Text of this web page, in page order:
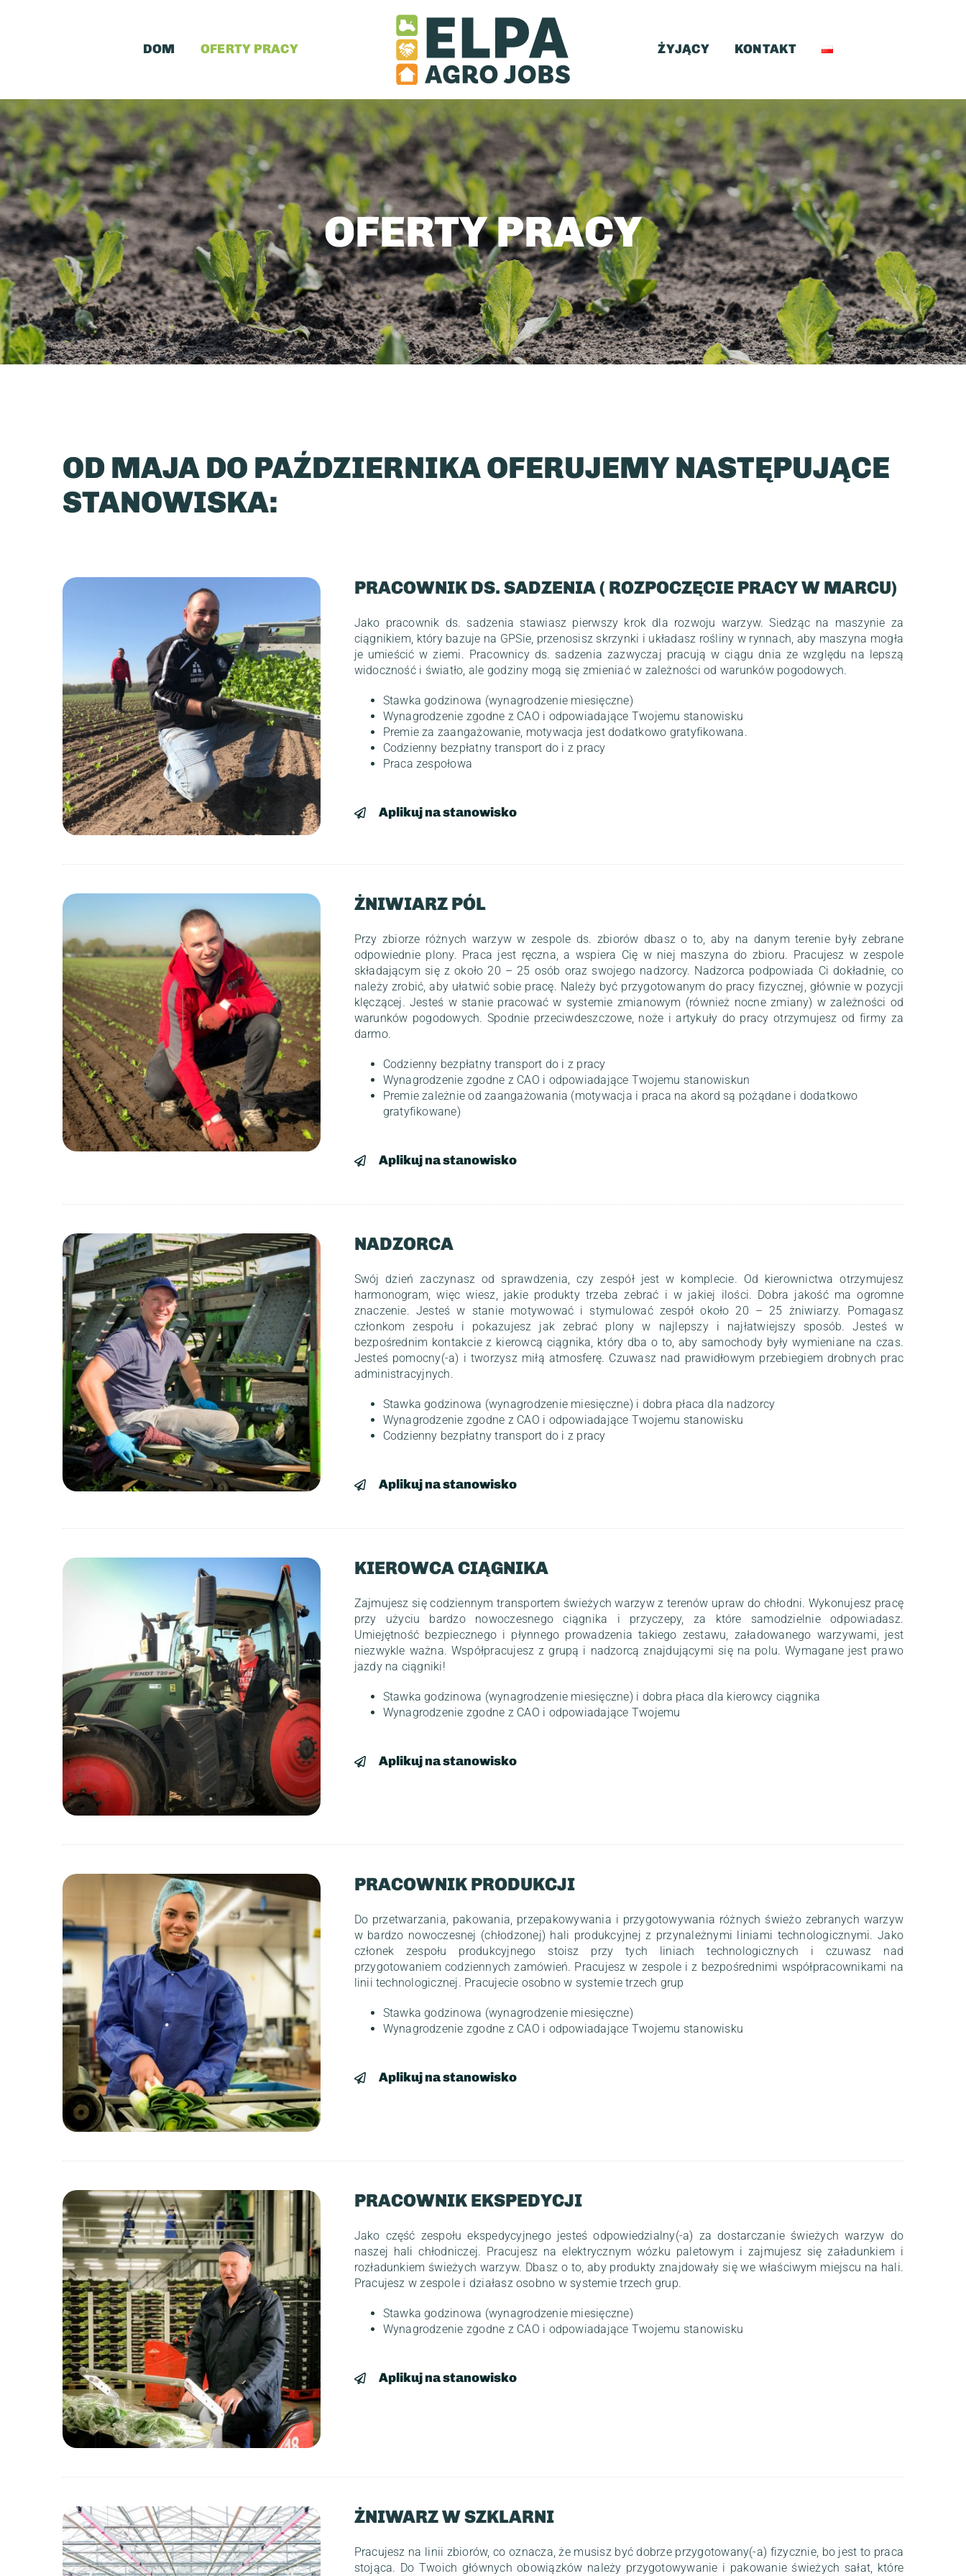
DOM OFERTY PRACY ŻYJĄCY KONTAKT
OFERTY PRACY
OD MAJA DO PAŹDZIERNIKA OFERUJEMY NASTĘPUJĄCE
STANOWISKA:
PRACOWNIK DS. SADZENIA ( ROZPOCZĘCIE PRACY W MARCU)
Jako pracownik ds. sadzenia stawiasz pierwszy krok dla rozwoju warzyw. Siedząc na maszynie za
ciągnikiem, który bazuje na GPSie, przenosisz skrzynki i układasz rośliny w rynnach, aby maszyna mogła
je umieścić w ziemi. Pracownicy ds. sadzenia zazwyczaj pracują w ciągu dnia ze względu na lepszą
widoczność i światło, ale godziny mogą się zmieniać w zależności od warunków pogodowych.
Stawka godzinowa (wynagrodzenie miesięczne)
Wynagrodzenie zgodne z CAO i odpowiadające Twojemu stanowisku
Premie za zaangażowanie, motywacja jest dodatkowo gratyfikowana.
Codzienny bezpłatny transport do i z pracy
Praca zespołowa
Aplikuj na stanowisko
ŻNIWIARZ PÓL
Przy zbiorze różnych warzyw w zespole ds. zbiorów dbasz o to, aby na danym terenie były zebrane
odpowiednie plony. Praca jest ręczna, a wspiera Cię w niej maszyna do zbioru. Pracujesz w zespole
składającym się z około 20 – 25 osób oraz swojego nadzorcy. Nadzorca podpowiada Ci dokładnie, co
należy zrobić, aby ułatwić sobie pracę. Należy być przygotowanym do pracy fizycznej, głównie w pozycji
klęczącej. Jesteś w stanie pracować w systemie zmianowym (również nocne zmiany) w zależności od
warunków pogodowych. Spodnie przeciwdeszczowe, noże i artykuły do pracy otrzymujesz od firmy za
darmo.
Codzienny bezpłatny transport do i z pracy
Wynagrodzenie zgodne z CAO i odpowiadające Twojemu stanowiskun
Premie zależnie od zaangażowania (motywacja i praca na akord są pożądane i dodatkowo
gratyfikowane)
Aplikuj na stanowisko
NADZORCA
Swój dzień zaczynasz od sprawdzenia, czy zespół jest w komplecie. Od kierownictwa otrzymujesz
harmonogram, więc wiesz, jakie produkty trzeba zebrać i w jakiej ilości. Dobra jakość ma ogromne
znaczenie. Jesteś w stanie motywować i stymulować zespół około 20 – 25 żniwiarzy. Pomagasz
członkom zespołu i pokazujesz jak zebrać plony w najlepszy i najłatwiejszy sposób. Jesteś w
bezpośrednim kontakcie z kierowcą ciągnika, który dba o to, aby samochody były wymieniane na czas.
Jesteś pomocny(-a) i tworzysz miłą atmosferę. Czuwasz nad prawidłowym przebiegiem drobnych prac
administracyjnych.
Stawka godzinowa (wynagrodzenie miesięczne) i dobra płaca dla nadzorcy
Wynagrodzenie zgodne z CAO i odpowiadające Twojemu stanowisku
Codzienny bezpłatny transport do i z pracy
Aplikuj na stanowisko
KIEROWCA CIĄGNIKA
Zajmujesz się codziennym transportem świeżych warzyw z terenów upraw do chłodni. Wykonujesz pracę
przy użyciu bardzo nowoczesnego ciągnika i przyczepy, za które samodzielnie odpowiadasz.
Umiejętność bezpiecznego i płynnego prowadzenia takiego zestawu, załadowanego warzywami, jest
niezwykle ważna. Współpracujesz z grupą i nadzorcą znajdującymi się na polu. Wymagane jest prawo
jazdy na ciągniki!
Stawka godzinowa (wynagrodzenie miesięczne) i dobra płaca dla kierowcy ciągnika
Wynagrodzenie zgodne z CAO i odpowiadające Twojemu
Aplikuj na stanowisko
PRACOWNIK PRODUKCJI
Do przetwarzania, pakowania, przepakowywania i przygotowywania różnych świeżo zebranych warzyw
w bardzo nowoczesnej (chłodzonej) hali produkcyjnej z przynależnymi liniami technologicznymi. Jako
członek zespołu produkcyjnego stoisz przy tych liniach technologicznych i czuwasz nad
przygotowaniem codziennych zamówień. Pracujesz w zespole i z bezpośrednimi współpracownikami na
linii technologicznej. Pracujecie osobno w systemie trzech grup
Stawka godzinowa (wynagrodzenie miesięczne)
Wynagrodzenie zgodne z CAO i odpowiadające Twojemu stanowisku
Aplikuj na stanowisko
PRACOWNIK EKSPEDYCJI
Jako część zespołu ekspedycyjnego jesteś odpowiedzialny(-a) za dostarczanie świeżych warzyw do
naszej hali chłodniczej. Pracujesz na elektrycznym wózku paletowym i zajmujesz się załadunkiem i
rozładunkiem świeżych warzyw. Dbasz o to, aby produkty znajdowały się we właściwym miejscu na hali.
Pracujesz w zespole i działasz osobno w systemie trzech grup.
Stawka godzinowa (wynagrodzenie miesięczne)
Wynagrodzenie zgodne z CAO i odpowiadające Twojemu stanowisku
Aplikuj na stanowisko
ŻNIWARZ W SZKLARNI
Pracujesz na linii zbiorów, co oznacza, że musisz być dobrze przygotowany(-a) fizycznie, bo jest to praca
stojąca. Do Twoich głównych obowiązków należy przygotowywanie i pakowanie świeżych sałat, które